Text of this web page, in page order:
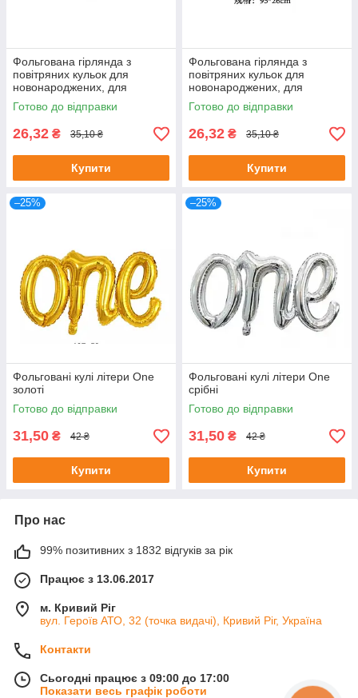
Фольгована гірлянда з
повітряних кульок для
новонароджених, для
дівчинки, 38" 95 см
Готово до відправки
26,32 ₴ 35,10 ₴
Купити
Фольгована гірлянда з
повітряних кульок для
новонароджених, для
хлопчика, 38" 95 см
Готово до відправки
26,32 ₴ 35,10 ₴
Купити
–25%
Фольговані кулі літери One
золоті
Готово до відправки
31,50 ₴ 42 ₴
Купити
–25%
Фольговані кулі літери One
срібні
Готово до відправки
31,50 ₴ 42 ₴
Купити
Про нас
99% позитивних з 1832 відгуків за рік
Працює з 13.06.2017
м. Кривий Ріг
вул. Героїв АТО, 32 (точка видачі), Кривий Ріг, Україна
Контакти
Сьогодні працює з 09:00 до 17:00
Показати весь графік роботи